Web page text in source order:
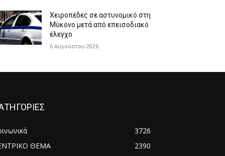
Χειροπέδες σε αστυνομικό στη
Μύκονο μετά από επεισοδιακό
έλεγχο
6 Αυγούστου 2026
3726
ΘΕΜΑ
2390